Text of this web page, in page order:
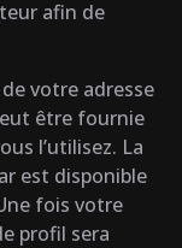
afin de
votre adresse
être fournie
l’utilisez. La
est disponible
fois votre
profil sera